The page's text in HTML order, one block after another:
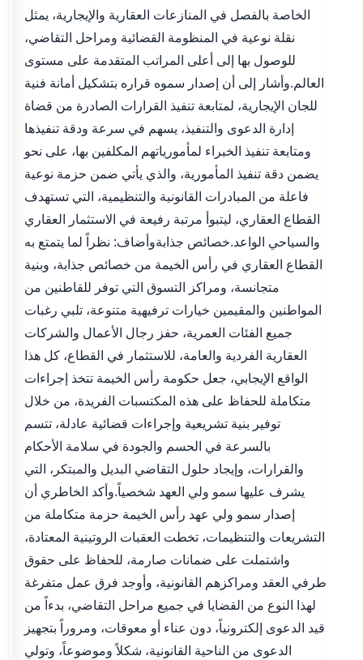
الخاصة بالفصل في المنازعات العقارية والإيجارية، يمثل
نقلة نوعية في المنظومة القضائية ومراحل التقاضي،
للوصول بها إلى أعلى المراتب المتقدمة على مستوى
العالم.وأشار إلى أن إصدار سموه قراره بتشكيل أمانة فنية
للجان الإيجارية، لمتابعة تنفيذ القرارات الصادرة من قضاة
إدارة الدعوى والتنفيذ، يسهم في سرعة ودقة تنفيذها
ومتابعة تنفيذ الخبراء لمأمورياتهم المكلفين بها، على نحو
يضمن دقة تنفيذ المأمورية، والذي يأتي ضمن حزمة نوعية
فاعلة من المبادرات القانونية والتنظيمية، التي تستهدف
القطاع العقاري، ليتبوأ مرتبة رفيعة في الاستثمار العقاري
والسياحي الواعد.خصائص جذابةوأضاف: نظراً لما يتمتع به
القطاع العقاري في رأس الخيمة من خصائص جذابة، وبنية
متجانسة، ومراكز التسوق التي توفر للقاطنين من
المواطنين والمقيمين خيارات ترفيهية متنوعة، تلبي رغبات
جميع الفئات العمرية، حفز رجال الأعمال والشركات
العقارية الفردية والعامة، للاستثمار في القطاع، كل هذا
الواقع الإيجابي، جعل حكومة رأس الخيمة تتخذ إجراءات
متكاملة للحفاظ على هذه المكتسبات الفريدة، من خلال
توفير بنية تشريعية وإجراءات قضائية عادلة، تتسم
بالسرعة في الحسم والجودة في سلامة الأحكام
والقرارات، وإيجاد حلول التقاضي البديل والمبتكر، التي
يشرف عليها سمو ولي العهد شخصياً.وأكد الخاطري أن
إصدار سمو ولي عهد رأس الخيمة حزمة متكاملة من
التشريعات والتنظيمات، تخطت العقبات الروتينية المعتادة،
واشتملت على ضمانات صارمة، للحفاظ على حقوق
طرفي العقد ومراكزهم القانونية، وأوجد فرق عمل متفرغة
لهذا النوع من القضايا في جميع مراحل التقاضي، بدءاً من
قيد الدعوى إلكترونياً، دون عناء أو معوقات، ومروراً بتجهيز
الدعوى من الناحية القانونية، شكلاً وموضوعاً، وتولي